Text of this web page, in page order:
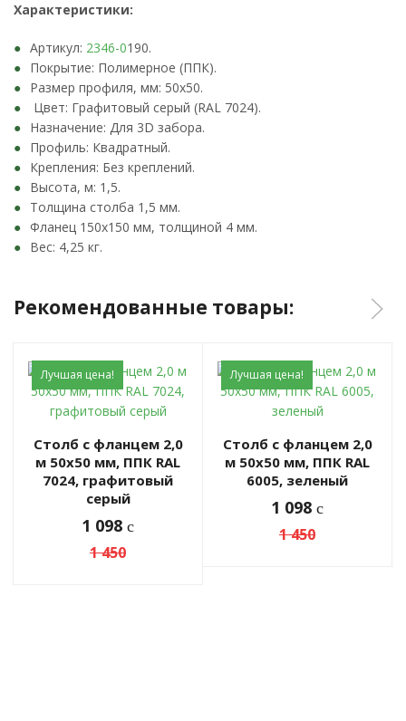
Характеристики:
Артикул: 2346-0190.
Покрытие: Полимерное (ППК).
Размер профиля, мм: 50х50.
Цвет: Графитовый серый (RAL 7024).
Назначение: Для 3D забора.
Профиль: Квадратный.
Крепления: Без креплений.
Высота, м: 1,5.
Толщина столба 1,5 мм.
Фланец 150х150 мм, толщиной 4 мм.
Вес: 4,25 кг.
Рекомендованные товары:
Лучшая цена!
Столб с фланцем 2,0
м 50х50 мм, ППК RAL
7024, графитовый
серый
1 098 c
1 450
Лучшая цена!
Столб с фланцем 2,0
м 50х50 мм, ППК RAL
6005, зеленый
1 098 c
1 450